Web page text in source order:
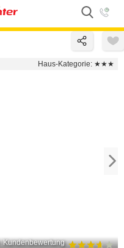
Haus-Kategorie: ★★★
Kundenbewertung